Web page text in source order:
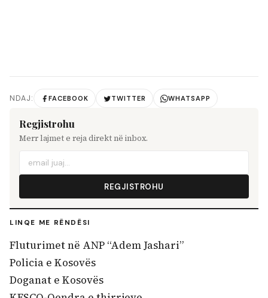
NDAJ: FACEBOOK TWITTER WHATSAPP
Regjistrohu
Merr lajmet e reja direkt në inbox.
REGJISTROHU
LINQE ME RËNDËSI
Fluturimet në ANP “Adem Jashari”
Policia e Kosovës
Doganat e Kosovës